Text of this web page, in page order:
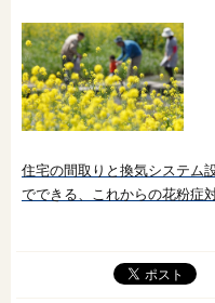
住宅の間取りと換気システム
でできる、これからの花粉症